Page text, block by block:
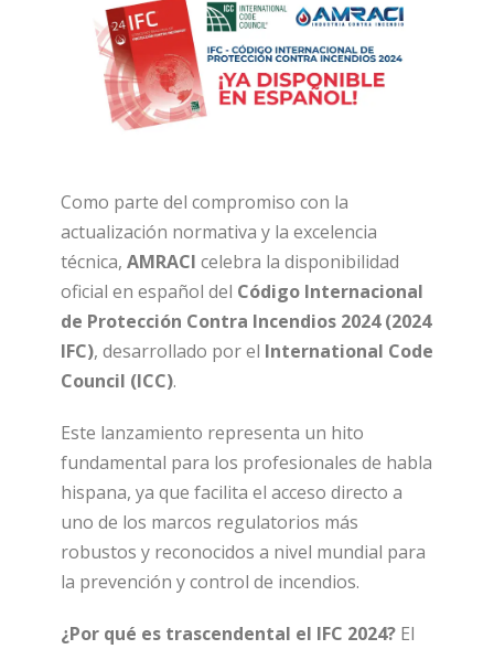
Como parte del compromiso con la
actualización normativa y la excelencia
técnica, AMRACI celebra la disponibilidad
oficial en español del Código Internacional
de Protección Contra Incendios 2024 (2024
IFC), desarrollado por el International Code
Council (ICC).
Este lanzamiento representa un hito
fundamental para los profesionales de habla
hispana, ya que facilita el acceso directo a
uno de los marcos regulatorios más
robustos y reconocidos a nivel mundial para
la prevención y control de incendios.
¿Por qué es trascendental el IFC 2024? El